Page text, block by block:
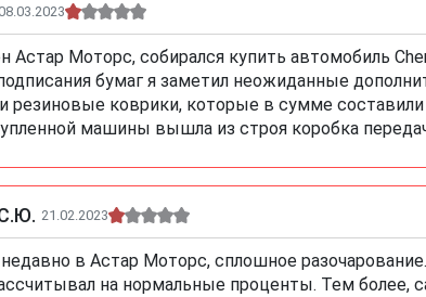
Астар Моторс, собирался купить автомобиль
бумаг я заметил неожиданные
резиновые коврики, которые в сумме
машины вышла из строя коробка
21.02.2023
в Астар Моторс, сплошное
на нормальные проценты. Тем более,